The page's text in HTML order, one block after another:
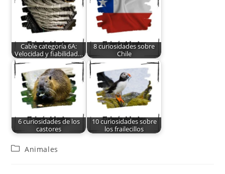
Cable categoría 6A:
Velocidad y fiabilidad…
8 curiosidades sobre
Chile
6 curiosidades de los
castores
10 curiosidades sobre
los frailecillos
Animales